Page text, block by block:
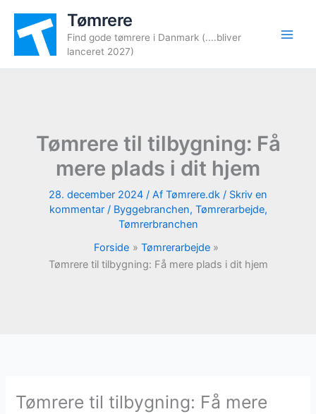
indholdet
Tømrere
Find gode tømrere i Danmark (....bliver
lanceret 2027)
Tømrere til tilbygning: Få
mere plads i dit hjem
28. december 2024 / Af Tømrere.dk / Skriv en
kommentar / Byggebranchen, Tømrerarbejde,
Tømrerbranchen
Forside
Tømrerarbejde
Tømrere til tilbygning: Få mere plads i dit hjem
Tømrere til tilbygning: Få mere